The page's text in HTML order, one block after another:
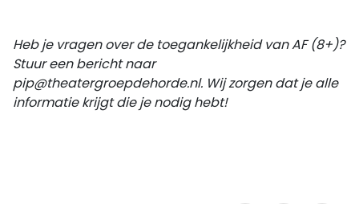
Heb je vragen over de toegankelijkheid van AF (8+)?
Stuur een bericht naar
pip@theatergroepdehorde.nl. Wij zorgen dat je alle
informatie krijgt die je nodig hebt!